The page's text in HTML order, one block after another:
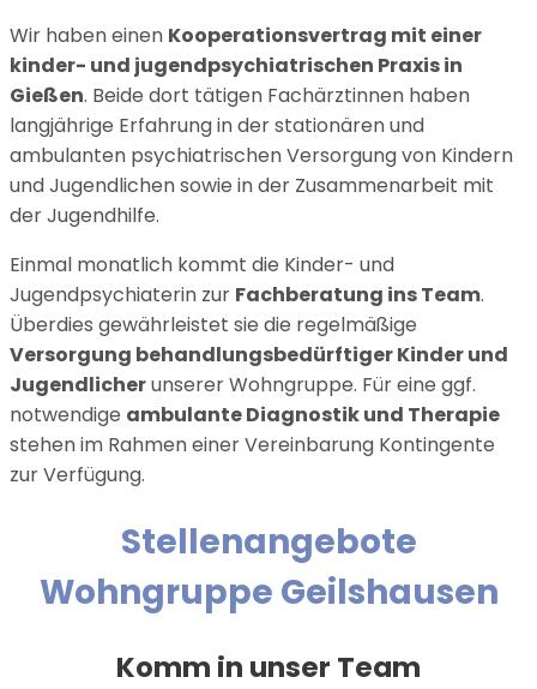
Wir haben einen Kooperationsvertrag mit einer
kinder- und jugendpsychiatrischen Praxis in
Gießen. Beide dort tätigen Fachärztinnen haben
langjährige Erfahrung in der stationären und
ambulanten psychiatrischen Versorgung von Kindern
und Jugendlichen sowie in der Zusammenarbeit mit
der Jugendhilfe.
Einmal monatlich kommt die Kinder- und
Jugendpsychiaterin zur Fachberatung ins Team.
Überdies gewährleistet sie die regelmäßige
Versorgung behandlungsbedürftiger Kinder und
Jugendlicherunserer Wohngruppe. Für eine ggf.
notwendige ambulante Diagnostik und Therapie
stehen im Rahmen einer Vereinbarung Kontingente
zur Verfügung.
Stellenangebote
Wohngruppe Geilshausen
Komm in unser Team